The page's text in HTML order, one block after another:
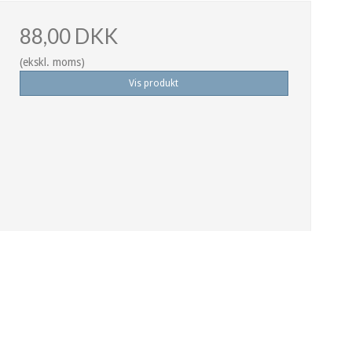
88,00 DKK
(ekskl. moms)
Vis produkt